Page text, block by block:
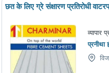
छत के लिए ग्रे संक्षारण प्रतिरोधी
व्यापार
प्रनीथा